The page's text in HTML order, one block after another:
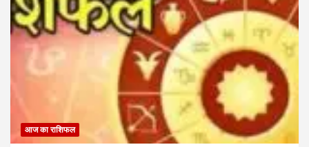
आज का राशिफल